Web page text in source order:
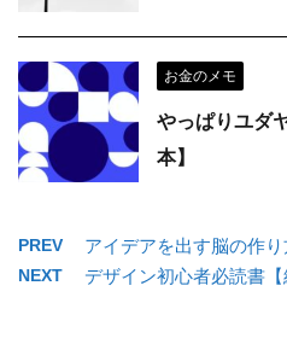
お金のメモ
やっぱりユダ
本】
PREV アイデアを出す脳の作り
NEXT デザイン初心者必読書【